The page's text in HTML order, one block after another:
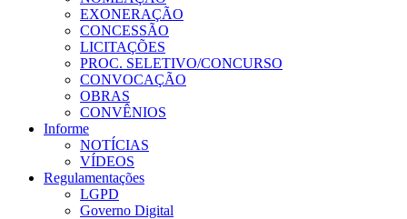
EXONERAÇÃO
CONCESSÃO
LICITAÇÕES
PROC. SELETIVO/CONCURSO
CONVOCAÇÃO
OBRAS
CONVÊNIOS
Informe
NOTÍCIAS
VÍDEOS
Regulamentações
LGPD
Governo Digital